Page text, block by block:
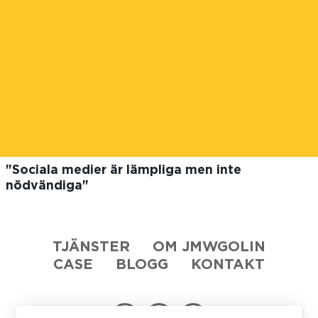
"Sociala medier är lämpliga men inte
nödvändiga"
TJÄNSTER
OM JMWGOLIN
CASE
BLOGG KONTAKT